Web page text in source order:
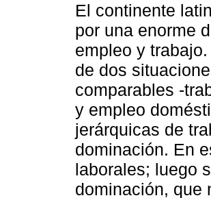
El continente
por una enorme
empleo y
de dos
comparables -
y empleo
jerárquicas de
dominación. En
laborales; luego
dominación, que